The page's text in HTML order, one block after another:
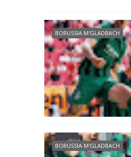
BORUSSIA M'GLADBACH
BORUSSIA M'GLADBACH